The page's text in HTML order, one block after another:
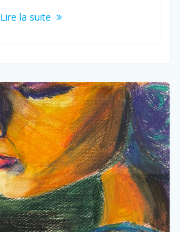
Lire la suite